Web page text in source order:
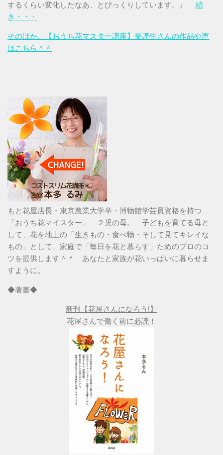
するくらい変化したなあ、とびっくりしています。』 続
き・・・
そのほか、【おうち花マスター講座】受講生さんの作品や声
はこちら＾＾
もと花屋店長・東京農業大学卒・博物館学芸員資格を持つ
「おうち花マイスター」 ２児の母。 子どもを育てる母と
して、花を地上の「生きもの・食べ物・そして見てキレイな
もの」として、家庭で「毎日を花と暮らす」ためのプロのコ
ツを提供します＾＾ あなたと家族が花いっぱいに暮らせま
すように。
◆著書◆
新刊【花屋さんになろう!】
花屋さんで働く前に必読！